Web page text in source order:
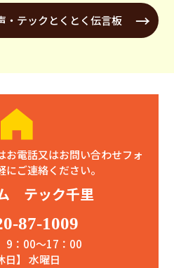
・テックとくとく伝言板
お電話又はお問い合わせフォ
ご連絡ください。
テック千里
87-1009
9：00〜17：00
日】 水曜日